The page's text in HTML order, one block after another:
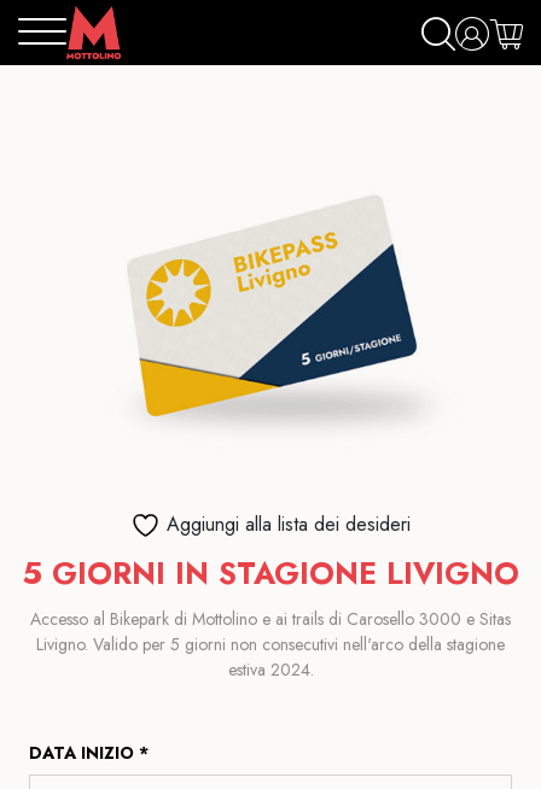
Aggiungi alla lista dei desideri
5 GIORNI IN STAGIONE LIVIGNO
Accesso al Bikepark di Mottolino e ai trails di Carosello 3000 e Sitas
Livigno. Valido per 5 giorni non consecutivi nell'arco della stagione
estiva 2024.
DATA INIZIO *